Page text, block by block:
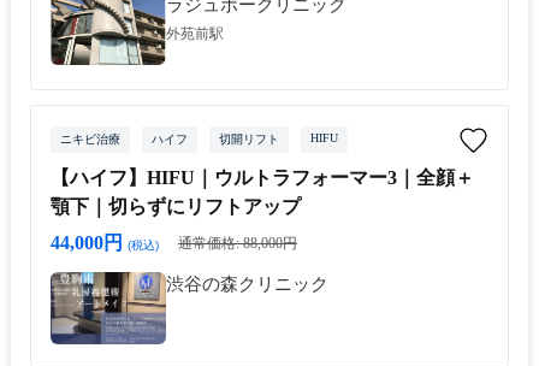
ラジュボークリニック
外苑前駅
ニキビ治療 ハイフ 切開リフト HIFU
【ハイフ】HIFU｜ウルトラフォーマー3｜全顔＋
顎下｜切らずにリフトアップ
44,000円
(税込) 通常価格: 88,000円
渋谷の森クリニック